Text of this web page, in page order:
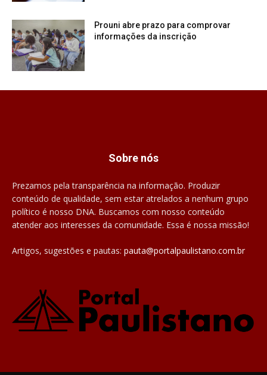
Prouni abre prazo para comprovar
informações da inscrição
Sobre nós
Prezamos pela transparência na informação. Produzir
conteúdo de qualidade, sem estar atrelados a nenhum grupo
político é nosso DNA. Buscamos com nosso conteúdo
atender aos interesses da comunidade. Essa é nossa missão!
Artigos, sugestões e pautas: pauta@portalpaulistano.com.br